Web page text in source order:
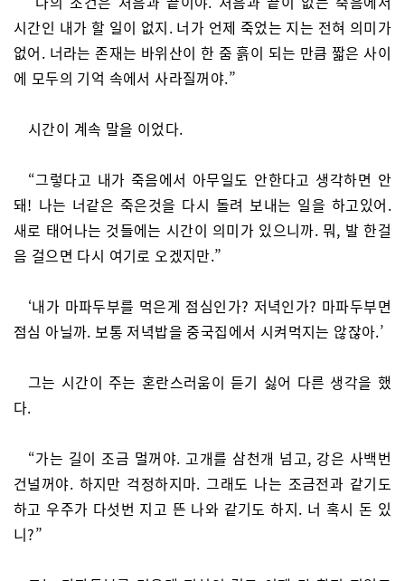
시간인 내가 할 일이 없지. 너가 언제 죽었는 지는 전혀 의미가
없어. 너라는 존재는 바위산이 한 줌 흙이 되는 만큼 짧은 사이
에 모두의 기억 속에서 사라질꺼야.”
시간이 계속 말을 이었다.
“그렇다고 내가 죽음에서 아무일도 안한다고 생각하면 안
돼! 나는 너같은 죽은것을 다시 돌려 보내는 일을 하고있어.
새로 태어나는 것들에는 시간이 의미가 있으니까. 뭐, 발 한걸
음 걸으면 다시 여기로 오겠지만.”
‘내가 마파두부를 먹은게 점심인가? 저녁인가? 마파두부면
점심 아닐까. 보통 저녁밥을 중국집에서 시켜먹지는 않잖아.’
그는 시간이 주는 혼란스러움이 듣기 싫어 다른 생각을 했
다.
“가는 길이 조금 멀꺼야. 고개를 삼천개 넘고, 강은 사백번
건널꺼야. 하지만 걱정하지마. 그래도 나는 조금전과 같기도
하고 우주가 다섯번 지고 뜬 나와 같기도 하지. 너 혹시 돈 있
니?”